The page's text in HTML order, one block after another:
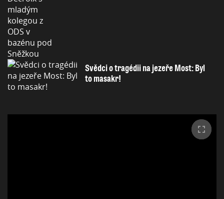
Svědci o tragédii na jezeře Most: Byl
to masakr!